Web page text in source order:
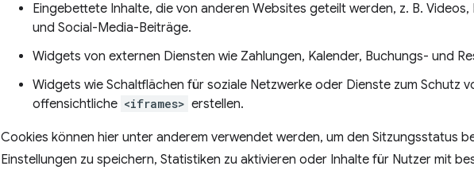
Eingebettete Inhalte, die von anderen Websites geteilt werden, z. B.
und Social-Media-Beiträge.
Widgets von externen Diensten wie Zahlungen, Kalender, Buchungs- und
Widgets wie Schaltflächen für soziale Netzwerke oder Dienste zum Schutz
offensichtliche <iframes> erstellen.
Cookies können hier unter anderem verwendet werden, um den Sitzungsstatus
Einstellungen zu speichern, Statistiken zu aktivieren oder Inhalte für Nutzer mit